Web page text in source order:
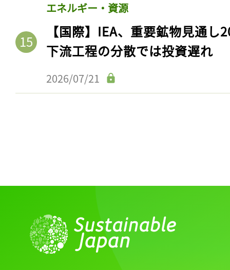
エネルギー・資源
【国際】IEA、重要鉱物見通
下流工程の分散では投資遅れ
2026/07/21